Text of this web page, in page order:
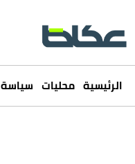
الرئيسية محليات سياسة